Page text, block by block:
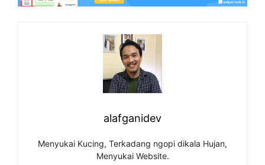
alafganidev
Menyukai Kucing, Terkadang ngopi dikala Hujan,
Menyukai Website.